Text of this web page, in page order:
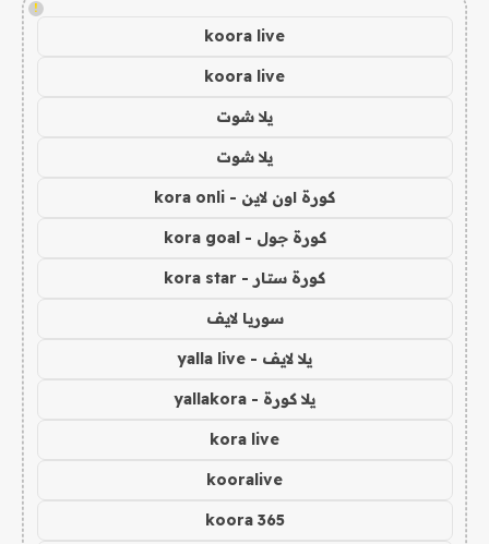
!
koora live
koora live
يلا شوت
يلا شوت
كورة اون لاين - kora onli
كورة جول - kora goal
كورة ستار - kora star
سوريا لايف
يلا لايف - yalla live
يلا كورة - yallakora
kora live
kooralive
koora 365